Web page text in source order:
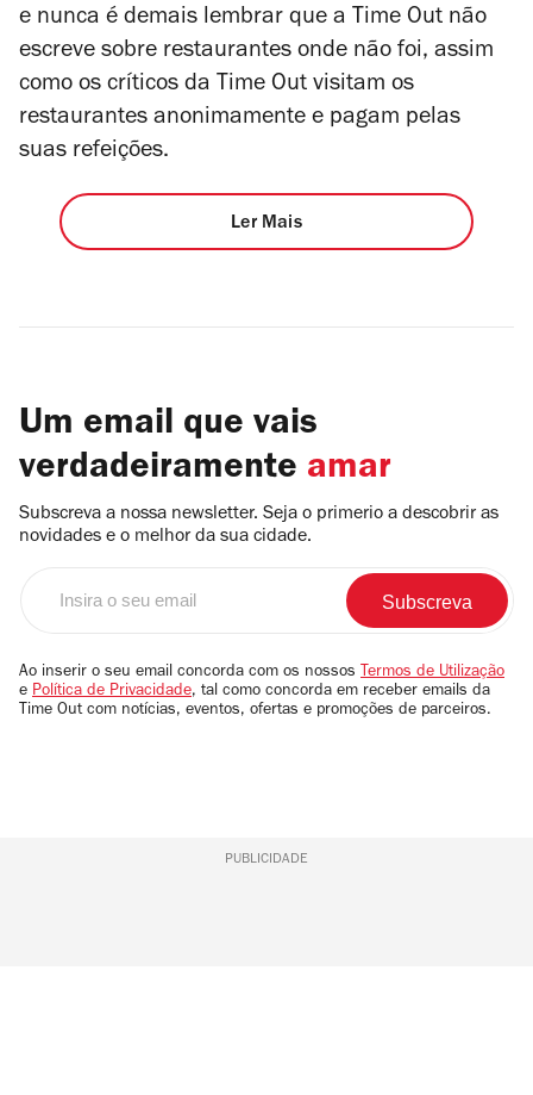
e nunca é demais lembrar que a Time Out não
escreve sobre restaurantes onde não foi, assim
como os críticos da Time Out visitam os
restaurantes anonimamente e pagam pelas
suas refeições.
Ler Mais
Um email que vais
verdadeiramente amar
Subscreva a nossa newsletter. Seja o primerio a descobrir as
novidades e o melhor da sua cidade.
email
Ao inserir o seu email concorda com os nossos Termos de Utilização
e Política de Privacidade, tal como concorda em receber emails da
Time Out com notícias, eventos, ofertas e promoções de parceiros.
PUBLICIDADE